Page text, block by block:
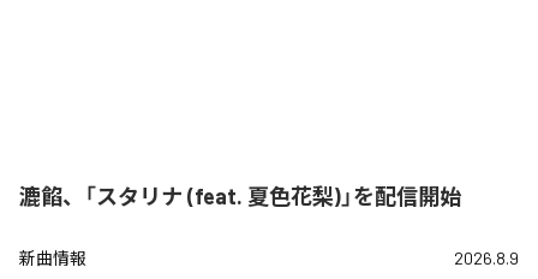
漉餡、「スタリナ (feat. 夏色花梨)」を配信開始
新曲情報 2026.8.9